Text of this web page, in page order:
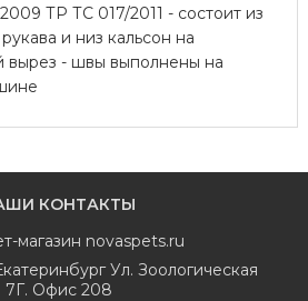
ТР ТС 017/2011 - состоит из
и низ кальсон на
вырез - швы выполнены на
КОНТАКТЫ
магазин novaspets.ru
Ул. Зоологическая
7Г. Офис 208